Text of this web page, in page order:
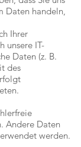
Daten handeln,
Ihrer
unsere IT-
Daten (z. B.
des
Andere Daten
werden.